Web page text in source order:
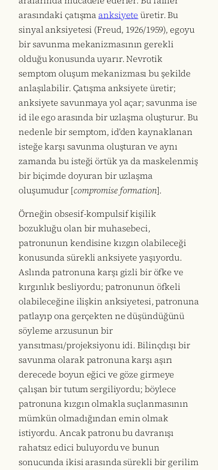
arasındaki çatışma anksiyete üretir. Bu
sinyal anksiyetesi (Freud, 1926/1959), egoyu
bir savunma mekanizmasının gerekli
olduğu konusunda uyarır. Nevrotik
semptom oluşum mekanizması bu şekilde
anlaşılabilir. Çatışma anksiyete üretir;
anksiyete savunmaya yol açar; savunma ise
id ile ego arasında bir uzlaşma oluşturur. Bu
nedenle bir semptom, id’den kaynaklanan
isteğe karşı savunma oluşturan ve aynı
zamanda bu isteği örtük ya da maskelenmiş
bir biçimde doyuran bir uzlaşma
oluşumudur [compromise formation].
Örneğin obsesif-kompulsif kişilik
bozukluğu olan bir muhasebeci,
patronunun kendisine kızgın olabileceği
konusunda sürekli anksiyete yaşıyordu.
Aslında patronuna karşı gizli bir öfke ve
kırgınlık besliyordu; patronunun öfkeli
olabileceğine ilişkin anksiyetesi, patronuna
patlayıp ona gerçekten ne düşündüğünü
söyleme arzusunun bir
yansıtması/projeksiyonu idi. Bilinçdışı bir
savunma olarak patronuna karşı aşırı
derecede boyun eğici ve göze girmeye
çalışan bir tutum sergiliyordu; böylece
patronuna kızgın olmakla suçlanmasının
mümkün olmadığından emin olmak
istiyordu. Ancak patronu bu davranışı
rahatsız edici buluyordu ve bunun
sonucunda ikisi arasında sürekli bir gerilim